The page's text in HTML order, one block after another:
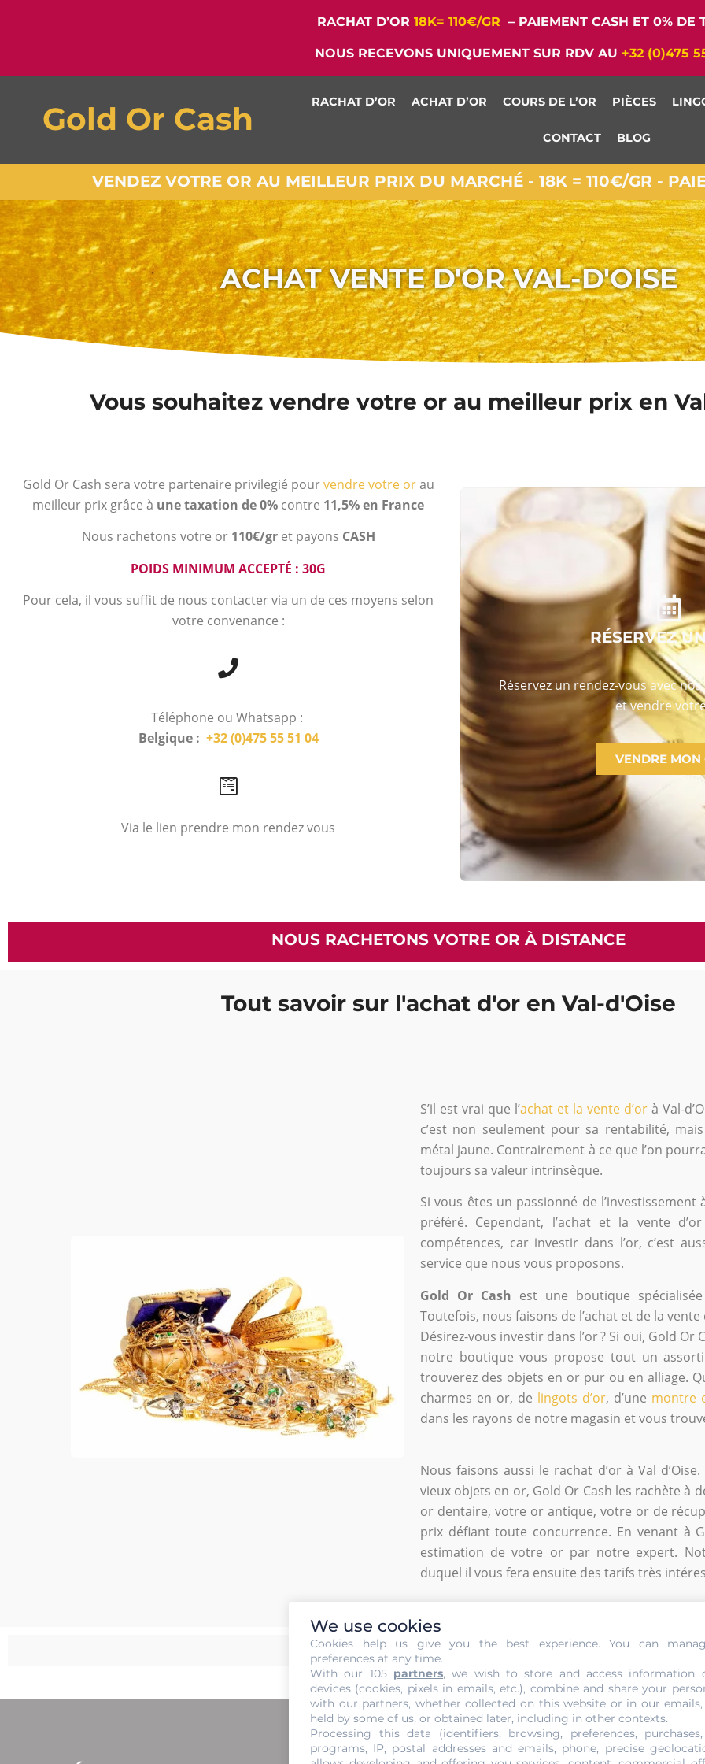
RACHAT D’OR 18K= 110€/GR – PAIEMENT CASH ET 0% DE
NOUS RECEVONS UNIQUEMENT SUR RDV AU +32 (0)475
Gold Or Cash RACHAT D’OR ACHAT D’OR COURS DE L’OR PIÈCES
CONTACT BLOG
VENDEZ VOTRE OR AU MEILLEUR PRIX DU MARCHÉ - 18K = 110€/GR -
ACHAT VENTE D'OR VAL-D'OISE
Vous souhaitez vendre votre or au meilleur prix en
Gold Or Cash sera votre partenaire privilegié pourvendre votre orau
meilleur prix grâce à une taxation de 0% contre 11,5% en France
Nous rachetons votre or 110€/gr et payons CASH
POIDS MINIMUM ACCEPTÉ : 30G
Pour cela, il vous suffit de nous contacter via un de ces moyens selon
votre convenance :
Téléphone ou Whatsapp :
Belgique : +32 (0)475 55 51 04
Via le lien prendre mon rendez vous
RÉSERVEZ
Réservez un rendez-vous avec
et vendre
VENDRE MON
NOUS RACHETONS VOTRE OR À DISTANCE
Tout savoir sur l'achat d'or en Val-d'Oise
S’il est vrai que l’achat et la vente d’orà Val-
c’est non seulement pour sa rentabilité,
métal jaune. Contrairement à ce que l’on
toujours sa valeur intrinsèque.
Si vous êtes un passionné de
préféré. Cependant, l’achat et la vente
compétences, car investir dans l’or, c’est
service que nous vous proposons.
Gold Or Cash est une boutique
Toutefois, nous faisons de l’achat et de la
Désirez-vous investir dans l’or ? Si oui, Gold
notre boutique vous propose tout un
trouverez des objets en or pur ou en alliage.
charmes en or, de lingots d’or, d’une montre
dans les rayons de notre magasin et vous
Nous faisons aussi le rachat d’or à Val
vieux objets en or, Gold Or Cash les rachète à
or dentaire, votre or antique, votre or de
prix défiant toute concurrence. En venant à
estimation de votre or par notre expert.
duquel il vous fera ensuite des tarifs très
NOUS CONTACTER
We use cookies
Cookies help us give you the best experience. You can
preferences at any time.
With our 105 partners, we wish to store and access information
devices (cookies, pixels in emails, etc.), combine and share your
with our partners, whether collected on this website or in our emails,
held by some of us, or obtained later, including in other contexts.
Processing this data (identifiers, browsing, preferences,
programs, IP, postal addresses and emails, phone, precise